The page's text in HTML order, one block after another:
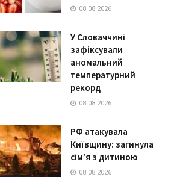
08.08.2026
У Словаччині
зафіксували
аномальний
температурний
рекорд
08.08.2026
РФ атакувала
Київщину: загинула
сім’я з дитиною
08.08.2026